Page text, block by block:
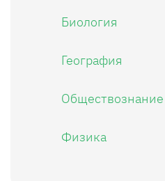
Биология
География
Обществознание
Физика